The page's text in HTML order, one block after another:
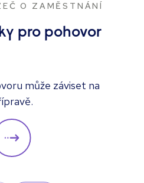
O ZAMĚSTNÁNÍ
pro pohovor
může záviset na